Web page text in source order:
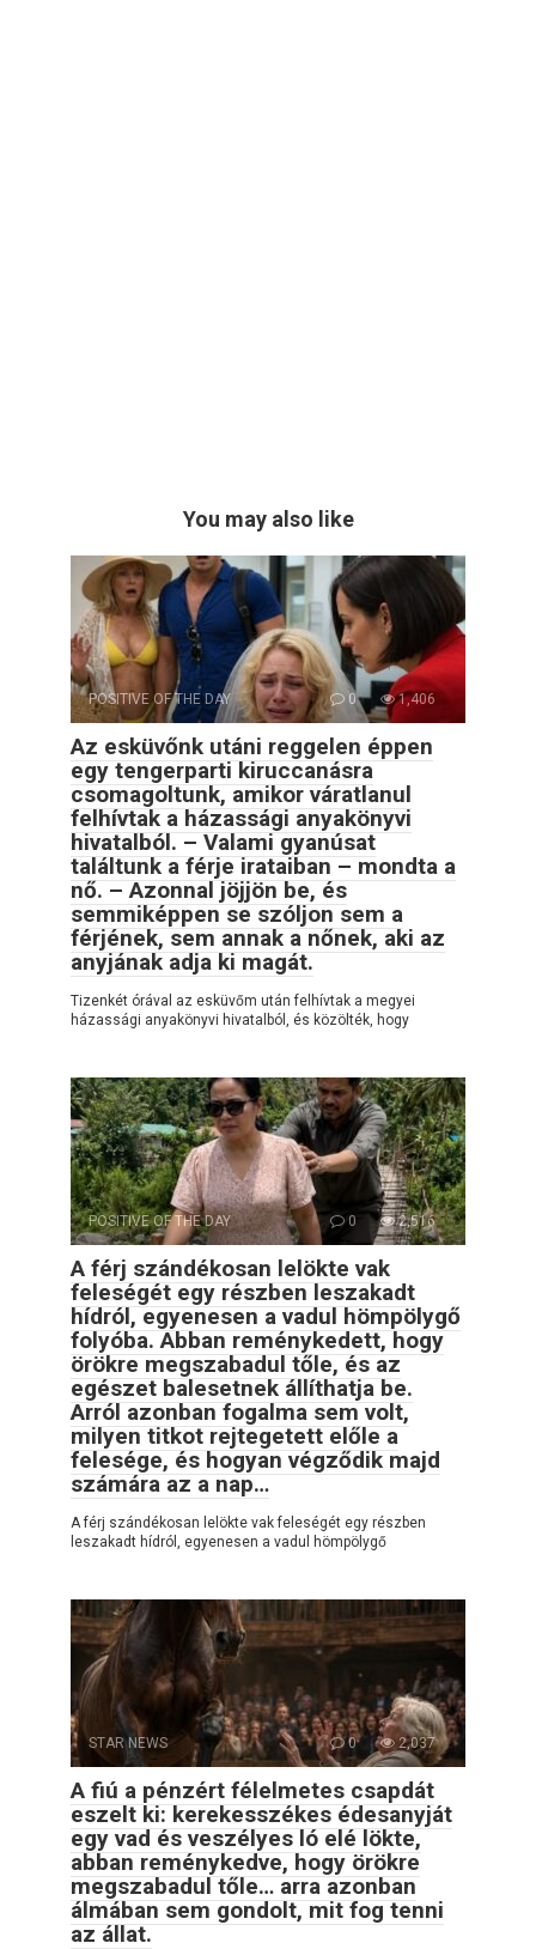
You may also like
POSITIVE OF THE DAY 0 1,406
Az esküvőnk utáni reggelen éppen
egy tengerparti kiruccanásra
csomagoltunk, amikor váratlanul
felhívtak a házassági anyakönyvi
hivatalból. – Valami gyanúsat
találtunk a férje irataiban – mondta a
nő. – Azonnal jöjjön be, és
semmiképpen se szóljon sem a
férjének, sem annak a nőnek, aki az
anyjának adja ki magát.
Tizenkét órával az esküvőm után felhívtak a megyei
házassági anyakönyvi hivatalból, és közölték, hogy
POSITIVE OF THE DAY 0 2,516
A férj szándékosan lelökte vak
feleségét egy részben leszakadt
hídról, egyenesen a vadul hömpölygő
folyóba. Abban reménykedett, hogy
örökre megszabadul tőle, és az
egészet balesetnek állíthatja be.
Arról azonban fogalma sem volt,
milyen titkot rejtegetett előle a
felesége, és hogyan végződik majd
számára az a nap…
A férj szándékosan lelökte vak feleségét egy részben
leszakadt hídról, egyenesen a vadul hömpölygő
STAR NEWS 0 2,037
A fiú a pénzért félelmetes csapdát
eszelt ki: kerekesszékes édesanyját
egy vad és veszélyes ló elé lökte,
abban reménykedve, hogy örökre
megszabadul tőle… arra azonban
álmában sem gondolt, mit fog tenni
az állat.